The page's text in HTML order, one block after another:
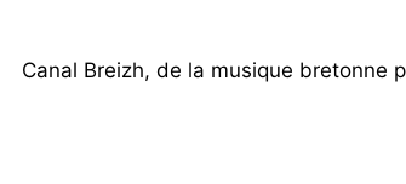
Canal Breizh, de la musique bretonne